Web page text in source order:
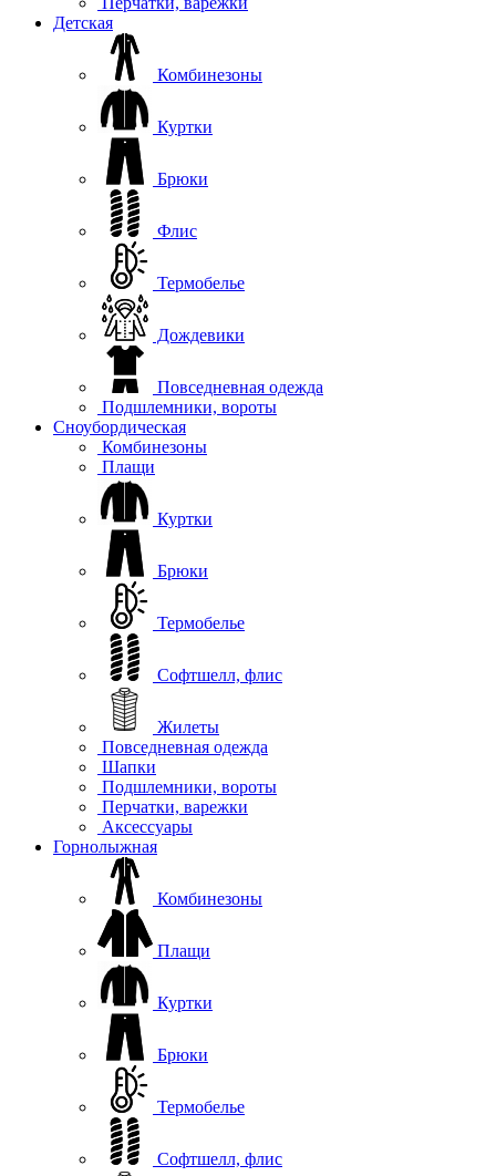
Детская
Комбинезоны
Куртки
Брюки
Флис
Термобелье
Дождевики
Повседневная одежда
Подшлемники, вороты
Сноубордическая
Комбинезоны
Плащи
Куртки
Брюки
Термобелье
Софтшелл, флис
Жилеты
Повседневная одежда
Шапки
Подшлемники, вороты
Перчатки, варежки
Аксессуары
Горнолыжная
Комбинезоны
Плащи
Куртки
Брюки
Термобелье
Софтшелл, флис